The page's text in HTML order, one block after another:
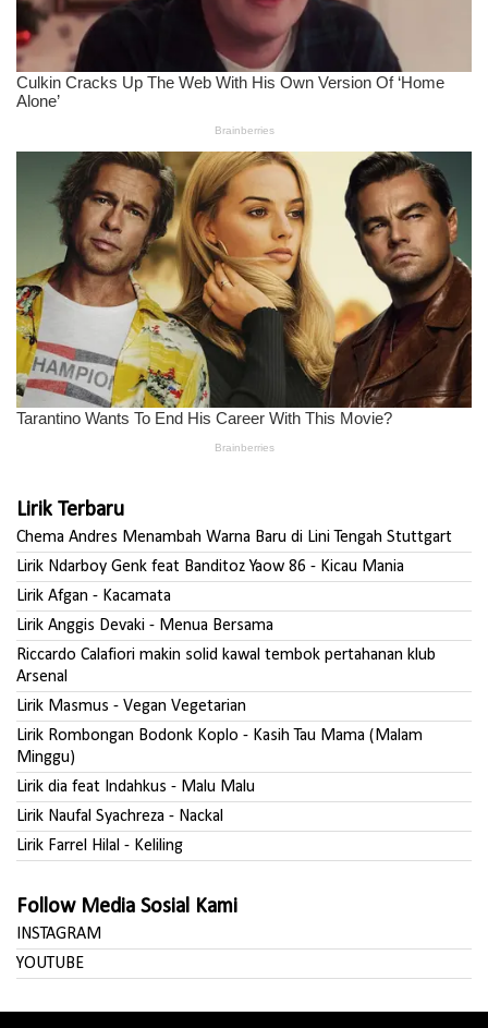
Lirik Terbaru
Chema Andres Menambah Warna Baru di Lini Tengah Stuttgart
Lirik Ndarboy Genk feat Banditoz Yaow 86 - Kicau Mania
Lirik Afgan - Kacamata
Lirik Anggis Devaki - Menua Bersama
Riccardo Calafiori makin solid kawal tembok pertahanan klub
Arsenal
Lirik Masmus - Vegan Vegetarian
Lirik Rombongan Bodonk Koplo - Kasih Tau Mama (Malam
Minggu)
Lirik dia feat Indahkus - Malu Malu
Lirik Naufal Syachreza - Nackal
Lirik Farrel Hilal - Keliling
Follow Media Sosial Kami
INSTAGRAM
YOUTUBE